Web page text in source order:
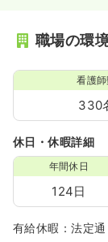
職場の環
看護
330
休日・休暇詳細
年間休日
124日
有給休暇：法定通